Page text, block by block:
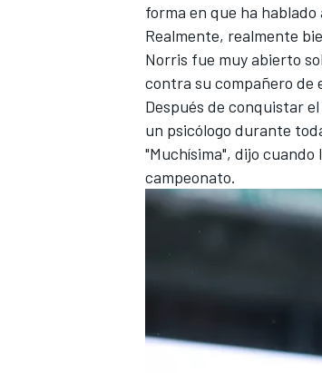
forma en que ha
Realmente, realmente
Norris fue muy abierto
contra su compañero de
Después de conquistar
un psicólogo durante
"Muchísima", dijo
campeonato.